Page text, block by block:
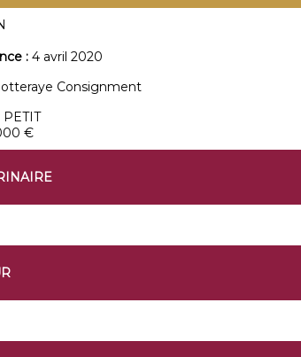
: 4 avril 2020
Consignment
PETIT
€